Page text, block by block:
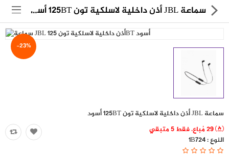
مجموعة
الكترونيات
المنزل
سماعة JBL أذن داخلية لاسلكية تون 125BT أسود
-23%
سماعة JBL أذن داخلية لاسلكية تون 125BT أسود
النوع :1B724